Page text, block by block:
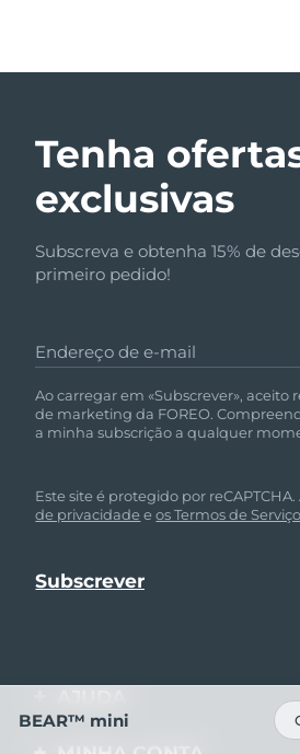
Tenha
exclusivas
Subscreva e obtenha 15% de
primeiro pedido!
Endereço de e-mail
Ao carregar em «Subscrever», aceito
de marketing da FOREO.
a minha subscrição a qualquer
Este site é protegido por
de privacidade eos Termos de Serviço
BEAR™ mini